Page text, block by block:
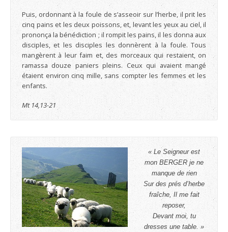
Puis, ordonnant à la foule de s’asseoir sur l’herbe, il prit les
cinq pains et les deux poissons, et, levant les yeux au ciel, il
prononça la bénédiction ; il rompit les pains, il les donna aux
disciples, et les disciples les donnèrent à la foule. Tous
mangèrent à leur faim et, des morceaux qui restaient, on
ramassa douze paniers pleins. Ceux qui avaient mangé
étaient environ cinq mille, sans compter les femmes et les
enfants.
Mt 14,13-21
« Le Seigneur est
mon BERGER je ne
manque de rien
Sur des prés d’herbe
fraîche, Il me fait
reposer,
Devant moi, tu
dresses une table. »